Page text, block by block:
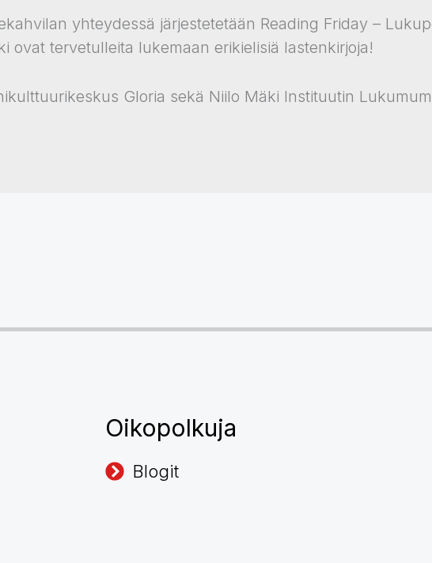
yhteydessä järjestetetään Reading Friday –
ovat tervetulleita lukemaan erikielisiä lastenkirjoja!
Gloria sekä Niilo Mäki Instituutin
Oikopolkuja
Blogit